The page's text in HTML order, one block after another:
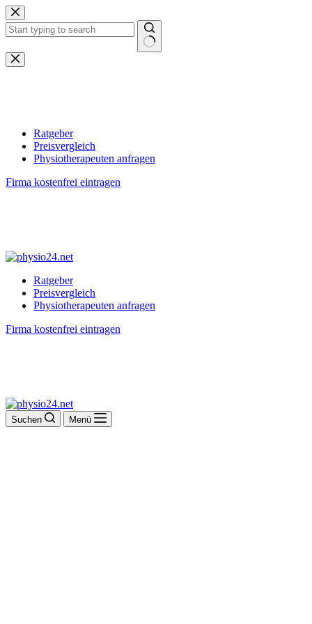
Zum
Inhalt
springen
Keine
Ergebnisse
Ratgeber
Preisvergleich
Physiotherapeuten anfragen
Firma kostenfrei eintragen
Ratgeber
Preisvergleich
Physiotherapeuten anfragen
Firma kostenfrei eintragen
Suchen Menü